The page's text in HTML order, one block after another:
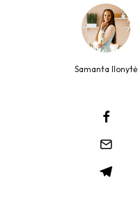
Samanta Ilonytė